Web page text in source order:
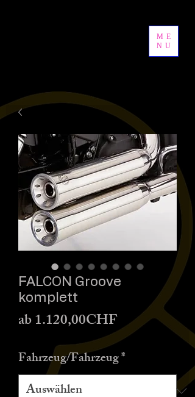
ME
NU
FALCON Groove
komplett
ab1.120,00CHFSale-
Preis
Fahrzeug/Fahrzeug*